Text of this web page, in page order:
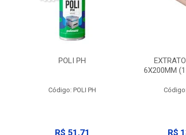
POLI PH
Código: POLI PH
R$ 51,71
6X200MM
R$